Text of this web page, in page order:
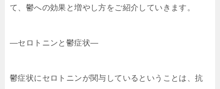
て、鬱への効果と増やし方をご紹介していきます。
—セロトニンと鬱症状—
鬱症状にセロトニンが関与しているということは、抗